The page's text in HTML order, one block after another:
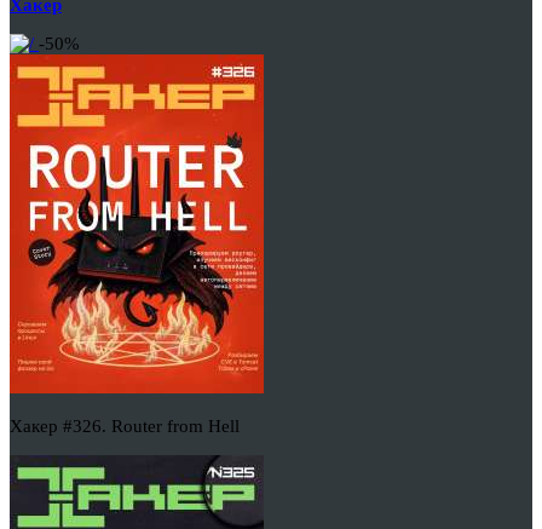
Хакер
-50%
Хакер #326. Router from Hell